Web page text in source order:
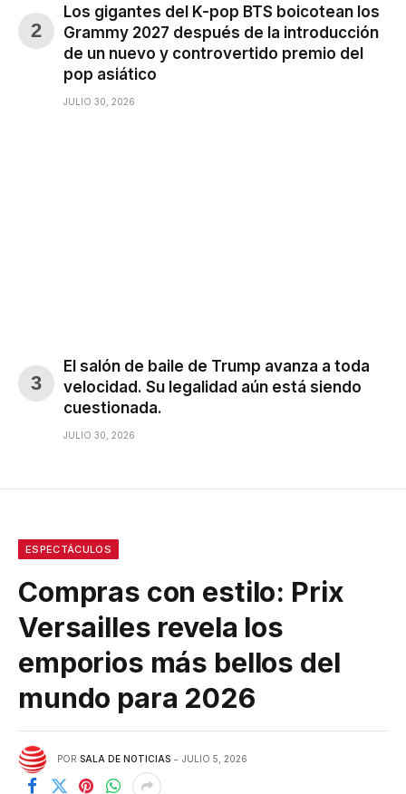
Los gigantes del K-pop BTS boicotean los
Grammy 2027 después de la introducción
de un nuevo y controvertido premio del
pop asiático
JULIO 30, 2026
El salón de baile de Trump avanza a toda
velocidad. Su legalidad aún está siendo
cuestionada.
JULIO 30, 2026
ESPECTÁCULOS
Compras con estilo: Prix
Versailles revela los
emporios más bellos del
mundo para 2026
POR SALA DE NOTICIAS JULIO 5, 2026